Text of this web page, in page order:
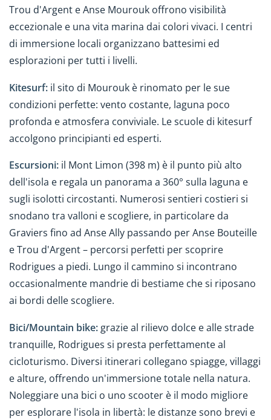
Trou d'Argent e Anse Mourouk offrono visibilità
eccezionale e una vita marina dai colori vivaci. I centri
di immersione locali organizzano battesimi ed
esplorazioni per tutti i livelli.
Kitesurf: il sito di Mourouk è rinomato per le sue
condizioni perfette: vento costante, laguna poco
profonda e atmosfera conviviale. Le scuole di kitesurf
accolgono principianti ed esperti.
Escursioni: il Mont Limon (398 m) è il punto più alto
dell'isola e regala un panorama a 360° sulla laguna e
sugli isolotti circostanti. Numerosi sentieri costieri si
snodano tra valloni e scogliere, in particolare da
Graviers fino ad Anse Ally passando per Anse Bouteille
e Trou d'Argent – percorsi perfetti per scoprire
Rodrigues a piedi. Lungo il cammino si incontrano
occasionalmente mandrie di bestiame che si riposano
ai bordi delle scogliere.
Bici/Mountain bike: grazie al rilievo dolce e alle strade
tranquille, Rodrigues si presta perfettamente al
cicloturismo. Diversi itinerari collegano spiagge, villaggi
e alture, offrendo un'immersione totale nella natura.
Noleggiare una bici o uno scooter è il modo migliore
per esplorare l'isola in libertà: le distanze sono brevi e